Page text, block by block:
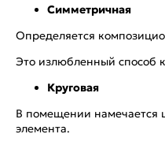
Симметричная
Определяется
Это излюбленный способ
Круговая
В помещении намечается
элемента.